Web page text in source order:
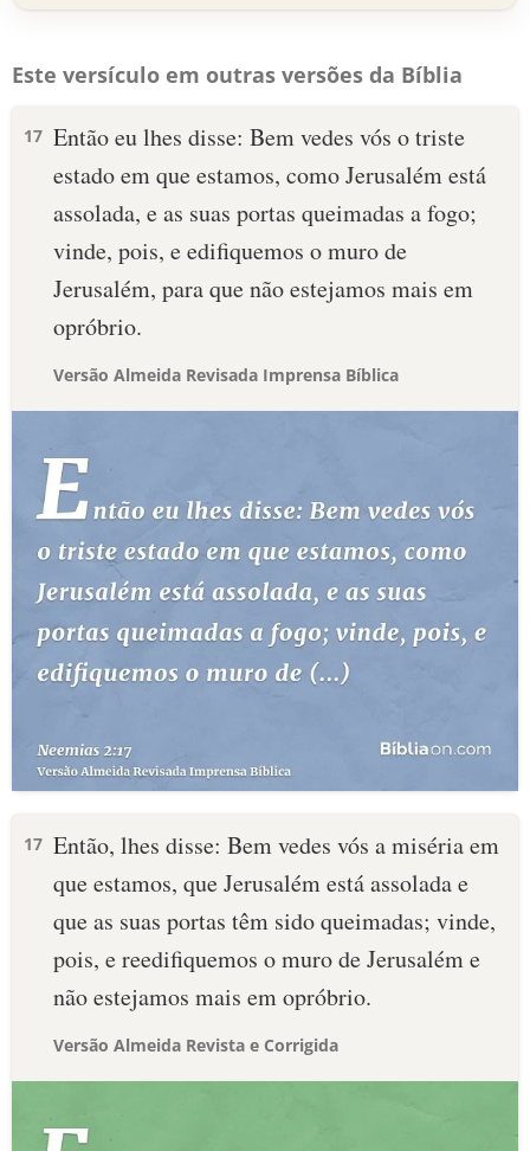
Este versículo em outras versões da Bíblia
17 Então eu lhes disse: Bem vedes vós o triste
estado em que estamos, como Jerusalém está
assolada, e as suas portas queimadas a fogo;
vinde, pois, e edifiquemos o muro de
Jerusalém, para que não estejamos mais em
opróbrio.
Versão Almeida Revisada Imprensa Bíblica
17 Então, lhes disse: Bem vedes vós a miséria em
que estamos, que Jerusalém está assolada e
que as suas portas têm sido queimadas; vinde,
pois, e reedifiquemos o muro de Jerusalém e
não estejamos mais em opróbrio.
Versão Almeida Revista e Corrigida